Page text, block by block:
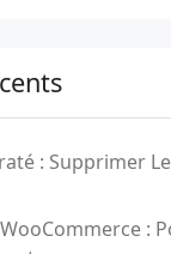
: Supprimer
: